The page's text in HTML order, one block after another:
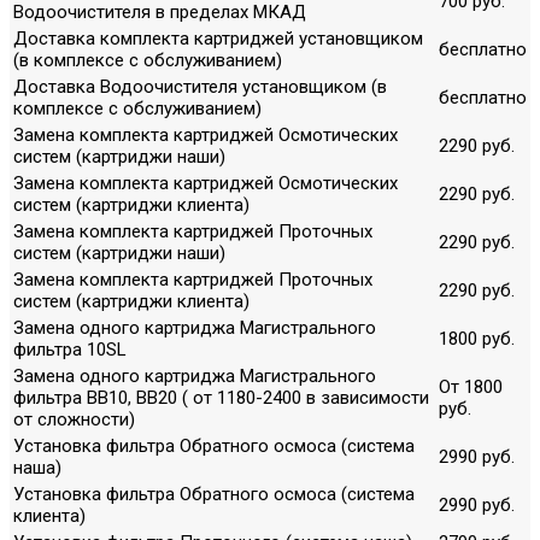
Водоочистителя в пределах МКАД
Доставка комплекта картриджей установщиком
(в комплексе с обслуживанием)
бесплатно
Доставка Водоочистителя установщиком (в
комплексе с обслуживанием)
бесплатно
Замена комплекта картриджей Осмотических
систем (картриджи наши)
2290 руб.
Замена комплекта картриджей Осмотических
систем (картриджи клиента)
2290 руб.
Замена комплекта картриджей Проточных
систем (картриджи наши)
2290 руб.
Замена комплекта картриджей Проточных
систем (картриджи клиента)
2290 руб.
Замена одного картриджа Магистрального
фильтра 10SL
1800 руб.
Замена одного картриджа Магистрального
фильтра ВВ10, ВВ20 ( от 1180-2400 в зависимости
от сложности)
От 1800
руб.
Установка фильтра Обратного осмоса (система
наша)
2990 руб.
Установка фильтра Обратного осмоса (система
клиента)
2990 руб.